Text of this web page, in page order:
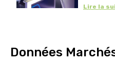
Lire la
Données